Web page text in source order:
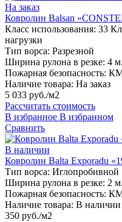
На заказ
Ковролин Balsan
Класс использования: 33
нагрузки
Тип ворса: Разрезной
Ширина рулона в резке: 4 м.
Пожарная безопасность:
Наличие товара: На заказ
5 033 руб./м2
Рассчитать стоимость
В избранное В избранном
Сравнить
В наличии
Ковролин Balta Exporadu
Тип ворса: Иглопробивной
Ширина рулона в резке: 2 м.
Пожарная безопасность:
Наличие товара: В наличии
350 руб./м2